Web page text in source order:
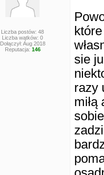
Liczba postów: 48
Liczba wątków: 0
Dołączył: Aug 2018
Reputacja: 146
sie
razy